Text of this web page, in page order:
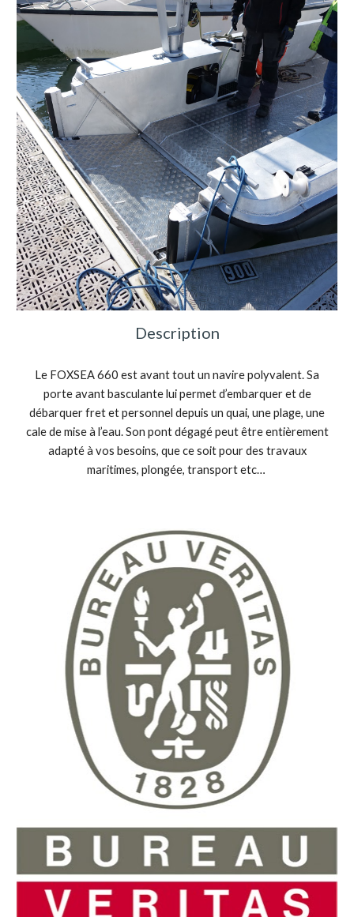
Description
Le FOXSEA 660 est avant tout un navire polyvalent. Sa
porte avant basculante lui permet d’embarquer et de
débarquer fret et personnel depuis un quai, une plage, une
cale de mise à l’eau. Son pont dégagé peut être entièrement
adapté à vos besoins, que ce soit pour des travaux
maritimes, plongée, transport etc…